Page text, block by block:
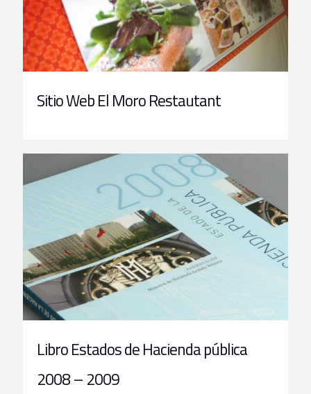
Sitio Web El Moro Restautant
Libro Estados de Hacienda pública
2008 – 2009